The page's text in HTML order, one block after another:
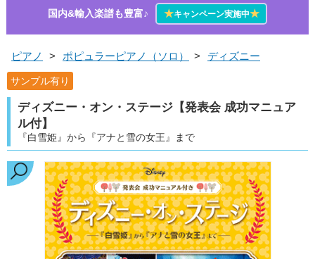
国内&輸入楽譜も豊富♪
★キャンペーン実施中★
ピアノ > ポピュラーピアノ（ソロ） > ディズニー
サンプル有り
ディズニー・オン・ステージ【発表会 成功マニュア
ル付】
『白雪姫』から『アナと雪の女王』まで